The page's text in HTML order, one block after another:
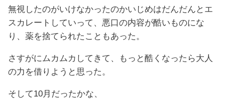
無視したのがいけなかったのかいじめはだんだんとエ
スカレートしていって、悪口の内容が酷いものにな
り、薬を捨てられたこともあった。
さすがにムカムカしてきて、もっと酷くなったら大人
の力を借りようと思った。
そして10月だったかな、